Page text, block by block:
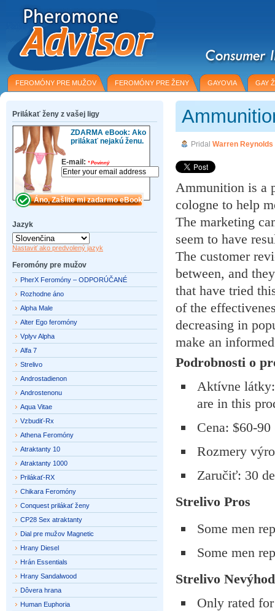
FEROMÓNY PRE MUŽOV FEROMÓNY PRE ŽENY GAYOVIA GAY
Pridal Warren Reynolds
Ammunition is a
cologne to help
The marketing
seem to have
The customer
between, and
that have tried
of the
decreasing in
make an
Podrobnosti o
Aktívne látky:
are in this
Cena: $60-
Rozmery
Zaručiť: 30
Strelivo Pros
Some men
Some men
Strelivo
Only rated
Prilákať ženy z vašej ligy
ZDARMA eBook: Ako
prilákať nejakú ženu.
E-mail: *Povinný
Jazyk
Nastaviť ako predvolený jazyk
Feromóny pre mužov
PherX Feromóny – ODPORÚČANÉ
Rozhodne áno
Alpha Male
Alter Ego feromóny
Vplyv Alpha
Alfa 7
Strelivo
Androstadienon
Androstenonu
Aqua Vitae
Vzbudiť-Rx
Athena Feromóny
Atraktanty 10
Atraktanty 1000
Prilákať-RX
Chikara Feromóny
Conquest prilákať ženy
CP28 Sex atraktanty
Dial pre mužov Magnetic
Hrany Diesel
Hrán Essentials
Hrany Sandalwood
Dôvera hrana
Human Euphoria